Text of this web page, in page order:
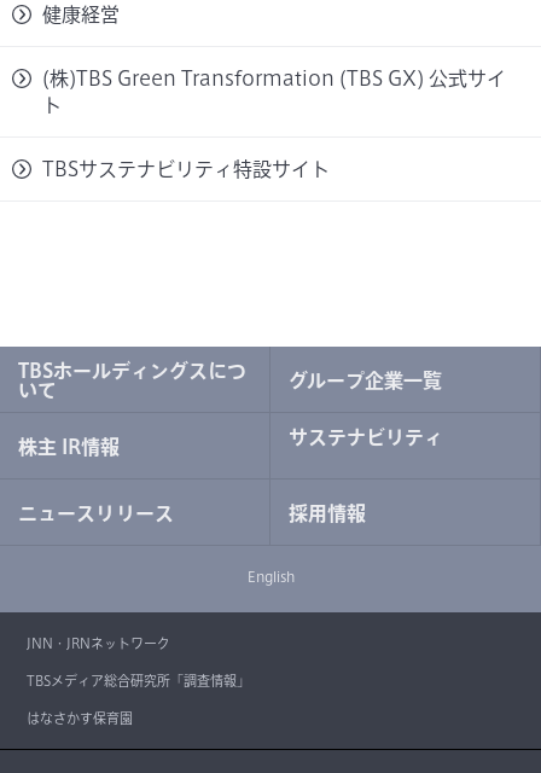
健康経営
(株)TBS Green Transformation (TBS GX) 公式サイ
ト
TBSサステナビリティ特設サイト
TBSホールディングスにつ
いて
グループ企業一覧
株主 IR情報 サステナビリティ
ニュースリリース 採用情報
English
JNN・JRNネットワーク
TBSメディア総合研究所「調査情報」
はなさかす保育園